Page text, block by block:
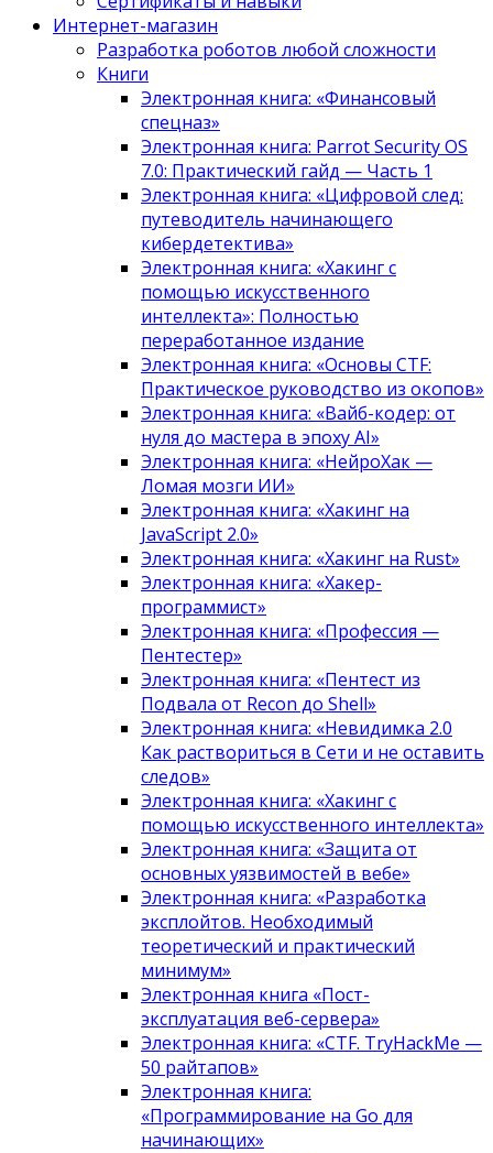
Интернет-магазин
Разработка роботов любой сложности
Книги
Электронная книга: «Финансовый
спецназ»
Электронная книга: Parrot Security OS
7.0: Практический гайд — Часть 1
Электронная книга: «Цифровой след:
путеводитель начинающего
кибердетектива»
Электронная книга: «Хакинг с
помощью искусственного
интеллекта»: Полностью
переработанное издание
Электронная книга: «Основы CTF:
Практическое руководство из окопов»
Электронная книга: «Вайб-кодер: от
нуля до мастера в эпоху AI»
Электронная книга: «НейроХак —
Ломая мозги ИИ»
Электронная книга: «Хакинг на
JavaScript 2.0»
Электронная книга: «Хакинг на Rust»
Электронная книга: «Хакер-
программист»
Электронная книга: «Профессия —
Пентестер»
Электронная книга: «Пентест из
Подвала от Recon до Shell»
Электронная книга: «Невидимка 2.0
Как раствориться в Сети и не оставить
следов»
Электронная книга: «Хакинг с
помощью искусственного интеллекта»
Электронная книга: «Защита от
основных уязвимостей в вебе»
Электронная книга: «Разработка
эксплойтов. Необходимый
теоретический и практический
минимум»
Электронная книга «Пост-
эксплуатация веб-сервера»
Электронная книга: «CTF. TryHackMe —
50 райтапов»
Электронная книга:
«Программирование на Go для
начинающих»